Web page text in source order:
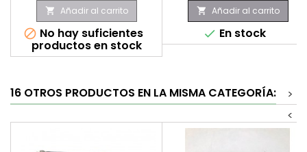
 Añadir al carrito
 No hay suficientes
productos en stock
 Añadir al carrito
 En stock
16 OTROS PRODUCTOS EN LA MISMA CATEGORÍA:
>
<